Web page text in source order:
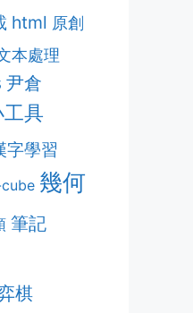
html 原創
本處理
尹倉
具
字學習
幾何
筆記
棋